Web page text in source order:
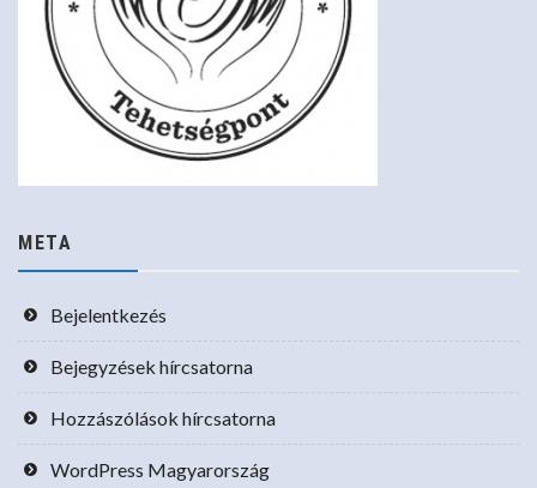
META
Bejelentkezés
Bejegyzések hírcsatorna
Hozzászólások hírcsatorna
WordPress Magyarország